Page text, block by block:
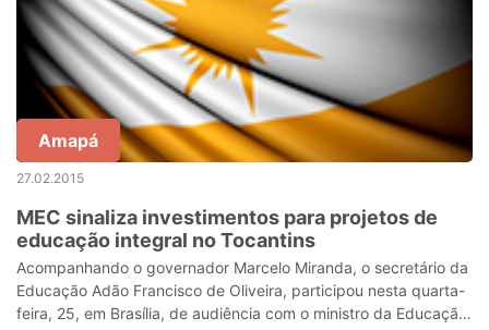
Amapá
27.02.2015
MEC sinaliza investimentos para projetos de
educação integral no Tocantins
Acompanhando o governador Marcelo Miranda, o secretário da
Educação Adão Francisco de Oliveira, participou nesta quarta-
feira, 25, em Brasília, de audiência com o ministro da Educação,